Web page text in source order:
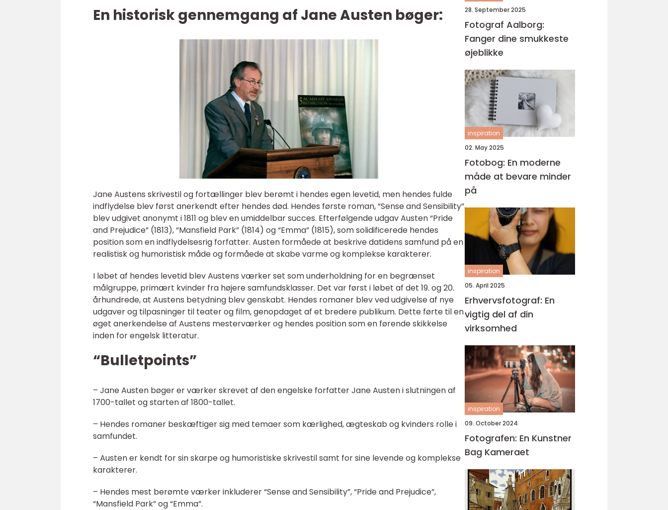
En historisk gennemgang af Jane Austen bøger:
Jane Austens skrivestil og fortællinger blev berømt i hendes egen levetid, men hendes fulde
indflydelse blev først anerkendt efter hendes død. Hendes første roman, “Sense and Sensibility”
blev udgivet anonymt i 1811 og blev en umiddelbar succes. Efterfølgende udgav Austen “Pride
and Prejudice” (1813), “Mansfield Park” (1814) og “Emma” (1815), som solidificerede hendes
position som en indflydelsesrig forfatter. Austen formåede at beskrive datidens samfund på en
realistisk og humoristisk måde og formåede at skabe varme og komplekse karakterer.
I løbet af hendes levetid blev Austens værker set som underholdning for en begrænset
målgruppe, primært kvinder fra højere samfundsklasser. Det var først i løbet af det 19. og 20.
århundrede, at Austens betydning blev genskabt. Hendes romaner blev ved udgivelse af nye
udgaver og tilpasninger til teater og film, genopdaget af et bredere publikum. Dette førte til en
øget anerkendelse af Austens mesterværker og hendes position som en førende skikkelse
inden for engelsk litteratur.
“Bulletpoints”
– Jane Austen bøger er værker skrevet af den engelske forfatter Jane Austen i slutningen af
1700-tallet og starten af 1800-tallet.
– Hendes romaner beskæftiger sig med temaer som kærlighed, ægteskab og kvinders rolle i
samfundet.
– Austen er kendt for sin skarpe og humoristiske skrivestil samt for sine levende og komplekse
karakterer.
– Hendes mest berømte værker inkluderer “Sense and Sensibility”, “Pride and Prejudice”,
“Mansfield Park” og “Emma”.
28. September 2025
Fotograf Aalborg:
Fanger dine smukkeste
øjeblikke
inspiration
02. May 2025
Fotobog: En moderne
måde at bevare minder
på
inspiration
05. April 2025
Erhvervsfotograf: En
vigtig del af din
virksomhed
inspiration
09. October 2024
Fotografen: En Kunstner
Bag Kameraet